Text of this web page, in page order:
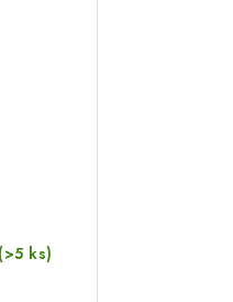
(>5 ks)